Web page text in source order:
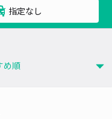
指定なし